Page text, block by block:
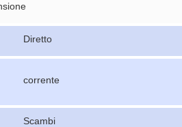
Diretto
corrente
Scambi